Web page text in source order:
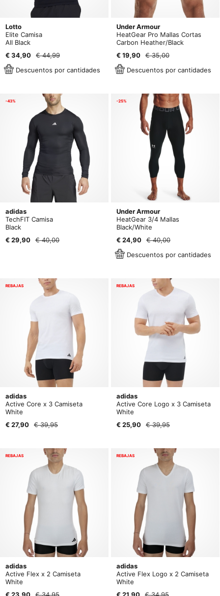
Lotto
Elite Camisa
All Black
€ 34,90
€ 44,99
Descuentos por cantidades
Under Armour
HeatGear Pro Mallas Cortas
Carbon Heather/Black
€ 19,90
€ 35,00
Descuentos por cantidades
-43%
adidas
TechFIT Camisa
Black
€ 29,90
€ 40,00
-25%
Under Armour
HeatGear 3/4 Mallas
Black/White
€ 24,90
€ 40,00
Descuentos por cantidades
REBAJAS
adidas
Active Core x 3 Camiseta
White
€ 27,90
€ 39,95
REBAJAS
adidas
Active Core Logo x 3 Camiseta
White
€ 25,90
€ 39,95
REBAJAS
adidas
Active Flex x 2 Camiseta
White
€ 23,90
€ 34,95
REBAJAS
adidas
Active Flex Logo x 2 Camiseta
White
€ 21,90
€ 34,95